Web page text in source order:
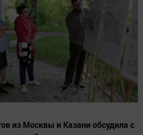
из Москвы и Казани обсудила с